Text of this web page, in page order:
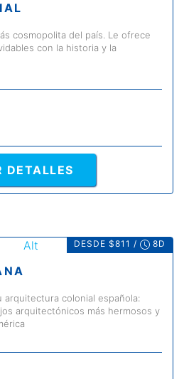
cosmopolita del país. Le ofrece
con la historia y la
DETALLES
DESDE $811 / 8D
arquitectura colonial española:
arquitectónicos más hermosos y